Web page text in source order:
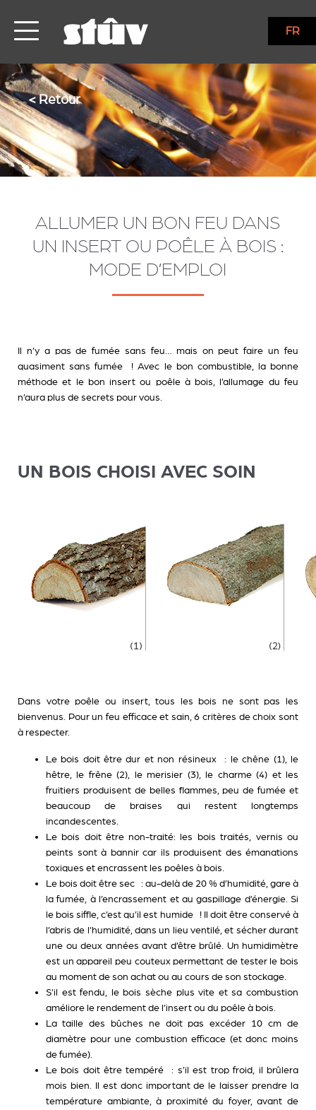
FR
< Retour
ALLUMER UN BON FEU DANS
UN INSERT OU POÊLE À BOIS :
MODE D’EMPLOI
Il n’y a pas de fumée sans feu… mais on peut faire un feu
quasiment sans fumée ! Avec le bon combustible, la bonne
méthode et le bon insert ou poêle à bois, l’allumage du feu
n’aura plus de secrets pour vous.
UN BOIS CHOISI AVEC SOIN
Dans votre poêle ou insert, tous les bois ne sont pas les
bienvenus. Pour un feu efficace et sain, 6 critères de choix sont
à respecter.
Le bois doit être dur et non résineux : le chêne (1), le
hêtre, le frêne (2), le merisier (3), le charme (4) et les
fruitiers produisent de belles flammes, peu de fumée et
beaucoup de braises qui restent longtemps
incandescentes.
Le bois doit être non-traité: les bois traités, vernis ou
peints sont à bannir car ils produisent des émanations
toxiques et encrassent les poêles à bois.
Le bois doit être sec : au-delà de 20 % d’humidité, gare à
la fumée, à l’encrassement et au gaspillage d’énergie. Si
le bois siffle, c’est qu’il est humide ! Il doit être conservé à
l’abris de l’humidité, dans un lieu ventilé, et sécher durant
une ou deux années avant d’être brûlé. Un humidimètre
est un appareil peu couteux permettant de tester le bois
au moment de son achat ou au cours de son stockage.
S’il estfendu , le bois sèche plus vite et sa combustion
améliore le rendement de l’insert ou du poêle à bois.
La taille des bûches ne doit pas excéder 10 cm de
diamètre pour une combustion efficace (et donc moins
de fumée).
Le bois doit être tempéré : s’il est trop froid, il brûlera
mois bien. Il est donc important de le laisser prendre la
température ambiante, à proximité du foyer, avant de